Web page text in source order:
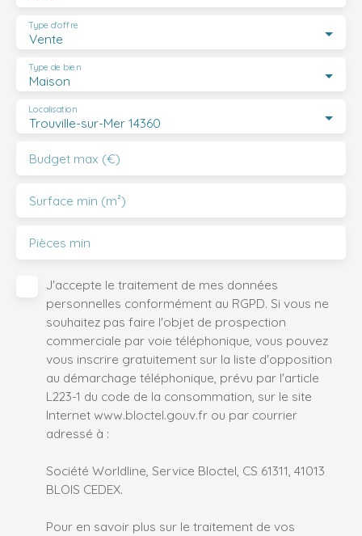
Vente
Type d'offre
Maison
Type de bien
Trouville-sur-Mer 14360
Localisation
Budget max (€)
Surface min (m²)
Pièces min
J'accepte le traitement de mes données
personnelles conformément au RGPD. Si vous ne
souhaitez pas faire l'objet de prospection
commerciale par voie téléphonique, vous pouvez
vous inscrire gratuitement sur la liste d'opposition
au démarchage téléphonique, prévu par l'article
L223-1 du code de la consommation, sur le site
Internet www.bloctel.gouv.fr ou par courrier
adressé à :
Société Worldline, Service Bloctel, CS 61311, 41013
BLOIS CEDEX.
Pour en savoir plus sur le traitement de vos